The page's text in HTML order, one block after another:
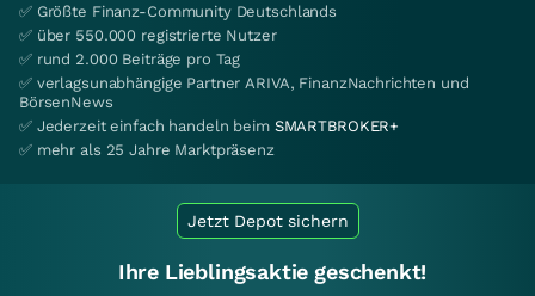
✅ Größte Finanz-Community Deutschlands
✅ über 550.000 registrierte Nutzer
✅ rund 2.000 Beiträge pro Tag
✅ verlagsunabhängige Partner ARIVA, FinanzNachrichten und
BörsenNews
✅ Jederzeit einfach handeln beim SMARTBROKER+
✅ mehr als 25 Jahre Marktpräsenz
Jetzt Depot sichern
Ihre Lieblingsaktie geschenkt!